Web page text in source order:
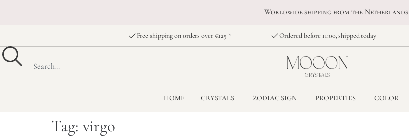
Worldwide shipping from the Netherlands
Free shipping on orders over €125 * Ordered before 11:00, shipped today
HOME CRYSTALS ZODIAC SIGN PROPERTIES COLOR
Tag: virgo